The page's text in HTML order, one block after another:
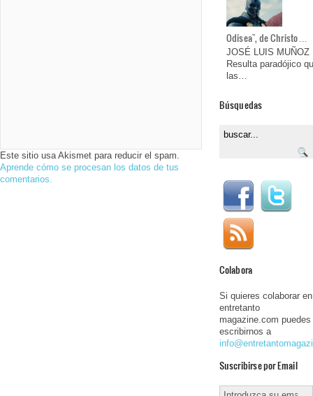
Este sitio usa Akismet para reducir el spam.
Aprende cómo se procesan los datos de tus
comentarios.
Odisea", de Christo…
JOSÉ LUIS MUÑOZ
Resulta paradójico
las…
Búsquedas
Colabora
Si quieres colaborar en
entretanto
magazine.com puedes
escribirnos a
Suscribirse por Email